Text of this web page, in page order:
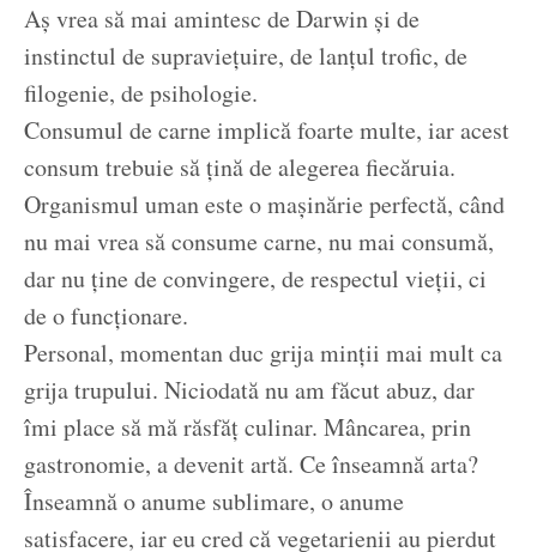
Aș vrea să mai amintesc de Darwin și de
instinctul de supraviețuire, de lanțul trofic, de
filogenie, de psihologie.
Consumul de carne implică foarte multe, iar acest
consum trebuie să țină de alegerea fiecăruia.
Organismul uman este o mașinărie perfectă, când
nu mai vrea să consume carne, nu mai consumă,
dar nu ține de convingere, de respectul vieții, ci
de o funcționare.
Personal, momentan duc grija minții mai mult ca
grija trupului. Niciodată nu am făcut abuz, dar
îmi place să mă răsfăț culinar. Mâncarea, prin
gastronomie, a devenit artă. Ce înseamnă arta?
Înseamnă o anume sublimare, o anume
satisfacere, iar eu cred că vegetarienii au pierdut